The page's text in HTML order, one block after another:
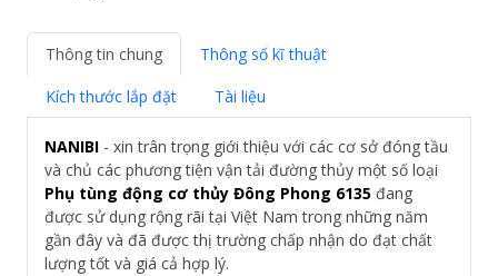
Thông tin chung
Thông số kĩ thuật
Kích thước lắp đặt
Tài liệu
NANIBI - xin trân trọng giới thiệu với các cơ sở đóng tầu
và chủ các phương tiện vận tải đường thủy một số loại
Phụ tùng động cơ thủy Đông Phong 6135 đang
được sử dụng rộng rãi tại Việt Nam trong những năm
gần đây và đã được thị trường chấp nhận do đạt chất
lượng tốt và giá cả hợp lý.